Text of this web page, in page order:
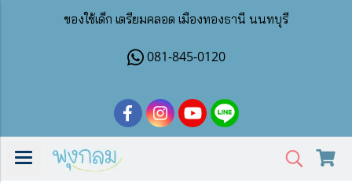
ของใช้เด็ก เตรียมคลอด เมืองทองธานี นนทบุรี
081-845-0120